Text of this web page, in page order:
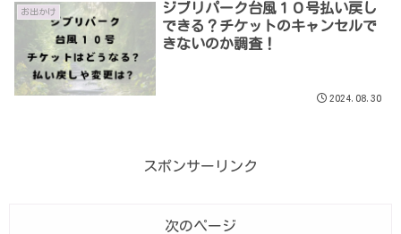
お出かけ
ジブリパーク台風１０号払い戻し
できる？チケットのキャンセルで
きないのか調査！
2024.08.30
スポンサーリンク
次のページ